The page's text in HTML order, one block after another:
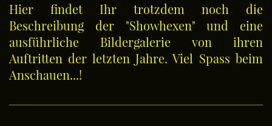
Hier findet Ihr trotzdem noch die
Beschreibung der "Showhexen" und eine
ausführliche Bildergalerie von ihren
Auftritten der letzten Jahre. Viel Spass beim
Anschauen...!